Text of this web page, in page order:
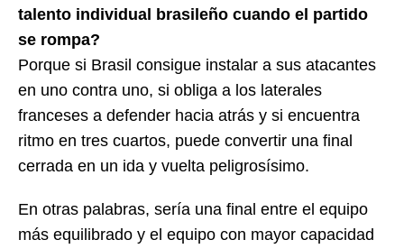
talento individual brasileño cuando el partido
se rompa?
Porque si Brasil consigue instalar a sus atacantes
en uno contra uno, si obliga a los laterales
franceses a defender hacia atrás y si encuentra
ritmo en tres cuartos, puede convertir una final
cerrada en un ida y vuelta peligrosísimo.
En otras palabras, sería una final entre el equipo
más equilibrado y el equipo con mayor capacidad